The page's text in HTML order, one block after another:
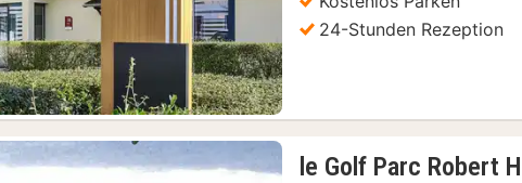
24-Stunden Rezeption
le Golf Parc Robert